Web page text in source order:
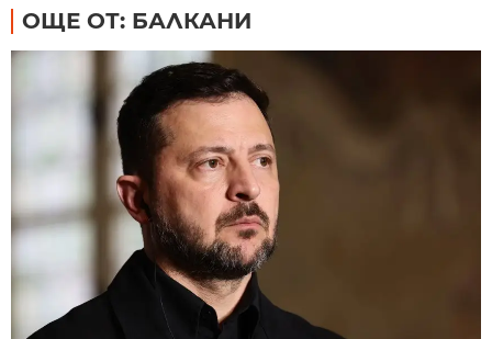
ОЩЕ ОТ: БАЛКАНИ